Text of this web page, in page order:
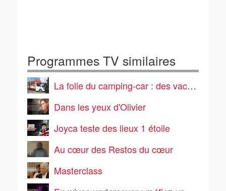
Programmes TV similaires
La folie du camping-car : des vacances pas comme les autres
Dans les yeux d'Olivier
Joyca teste des lieux 1 étoile
Au cœur des Restos du cœur
Masterclass